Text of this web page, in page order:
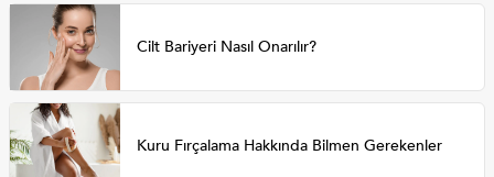
Cilt Bariyeri Nasıl Onarılır?
Kuru Fırçalama Hakkında Bilmen Gerekenler